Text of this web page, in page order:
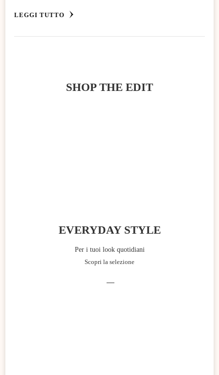
LEGGI TUTTO
SHOP THE EDIT
EVERYDAY STYLE
Per i tuoi look quotidiani
Scopri la selezione